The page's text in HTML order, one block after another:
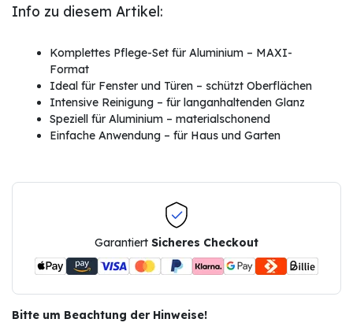
Info zu diesem Artikel:
Komplettes Pflege-Set für Aluminium – MAXI-
Format
Ideal für Fenster und Türen – schützt Oberflächen
Intensive Reinigung – für langanhaltenden Glanz
Speziell für Aluminium – materialschonend
Einfache Anwendung – für Haus und Garten
Garantiert Sicheres Checkout
Bitte um Beachtung der Hinweise!